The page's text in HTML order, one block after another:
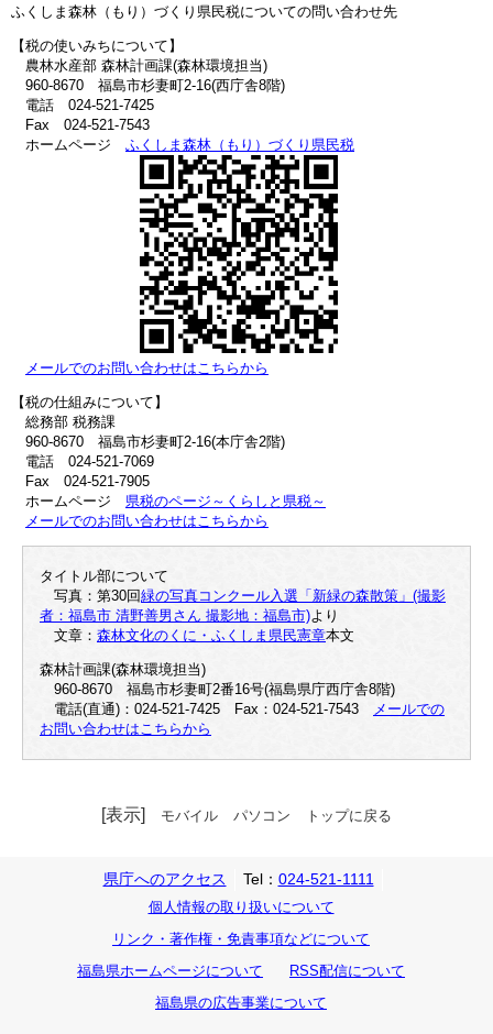
ふくしま森林（もり）づくり県民税についての問い合わせ先
【税の使いみちについて】
農林水産部 森林計画課(森林環境担当)
960-8670 福島市杉妻町2-16(西庁舎8階)
電話 024-521-7425
Fax 024-521-7543
ホームページ ふくしま森林（もり）づくり県民税
メールでのお問い合わせはこちらから
【税の仕組みについて】
総務部 税務課
960-8670 福島市杉妻町2-16(本庁舎2階)
電話 024-521-7069
Fax 024-521-7905
ホームページ 県税のページ～くらしと県税～
メールでのお問い合わせはこちらから
タイトル部について
写真：第30回緑の写真コンクール入選「新緑の森散策」(撮影
者：福島市 清野善男さん 撮影地：福島市)より
文章： 森林文化のくに・ふくしま県民憲章本文
森林計画課(森林環境担当)
960-8670 福島市杉妻町2番16号(福島県庁西庁舎8階)
電話(直通)：024-521-7425 Fax：024-521-7543
メールでの
お問い合わせはこちらから
[表示] モバイル パソコン トップに戻る
県庁へのアクセス Tel： 024-521-1111
個人情報の取り扱いについて
リンク・著作権・免責事項などについて
福島県ホームページについて
RSS配信について
福島県の広告事業について